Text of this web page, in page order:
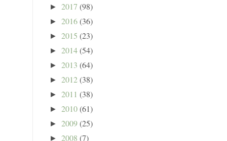
► 2017 (98)
► 2016(36)
► 2015 (23)
► 2014(54)
► 2013 (64)
► 2012(38)
► 2011 (38)
► 2010(61)
► 2009(25)
► 2008 (7)